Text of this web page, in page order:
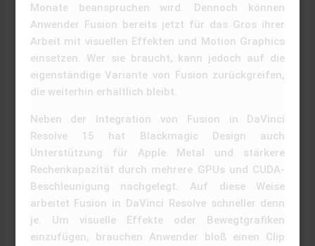
Monate beanspruchen wird. Dennoch können
Anwender Fusion bereits jetzt für das Gros ihrer
Arbeit mit visuellen Effekten und Motion Graphics
einsetzen. Wer sie braucht, kann jedoch auf die
eigenständige Variante von Fusion zurückgreifen,
die weiterhin erhältlich bleibt.
Neben der Integration von Fusion in DaVinci
Resolve 15 hat Blackmagic Design auch
Unterstützung für Apple Metal und stärkere
Rechenkapazität durch mehrere GPUs und CUDA-
Beschleunigung nachgelegt. Auf diese Weise
arbeitet Fusion in DaVinci Resolve schneller denn
je. Um visuelle Effekte oder Bewegtgrafiken
einzufügen, brauchen Anwender bloß einen Clip